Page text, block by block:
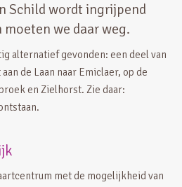
Schild wordt ingrijpend
we daar weg.
alternatief gevonden: een deel van
de Laan naar Emiclaer, op de
en Zielhorst. Zie daar:
met de mogelijkheid van